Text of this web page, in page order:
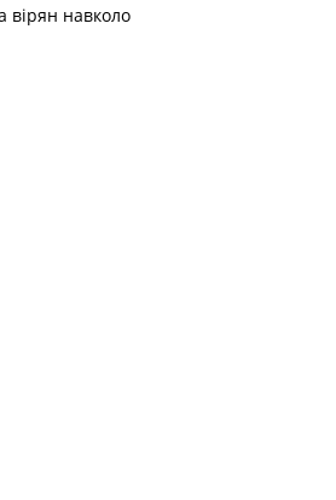
вірян навколо